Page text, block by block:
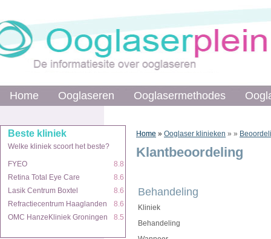
Home Ooglaseren Ooglasermethodes
Beste kliniek
Welke kliniek scoort het beste?
FYEO
8.8
Retina Total Eye Care
8.6
Lasik Centrum Boxtel
8.6
Refractiecentrum Haaglanden
8.6
OMC HanzeKliniek Groningen
8.5
Home »
Home Ooglaseren Ooglasermethodes
Beste kliniek
Welke kliniek scoort het beste?
FYEO
8.8
Retina Total Eye Care
8.6
Lasik Centrum Boxtel
8.6
Refractiecentrum Haaglanden
8.6
OMC HanzeKliniek Groningen
8.5
Home » Ooglaser klinieken » »
Klantbeoordeling
Behandeling
Kliniek
Behandeling